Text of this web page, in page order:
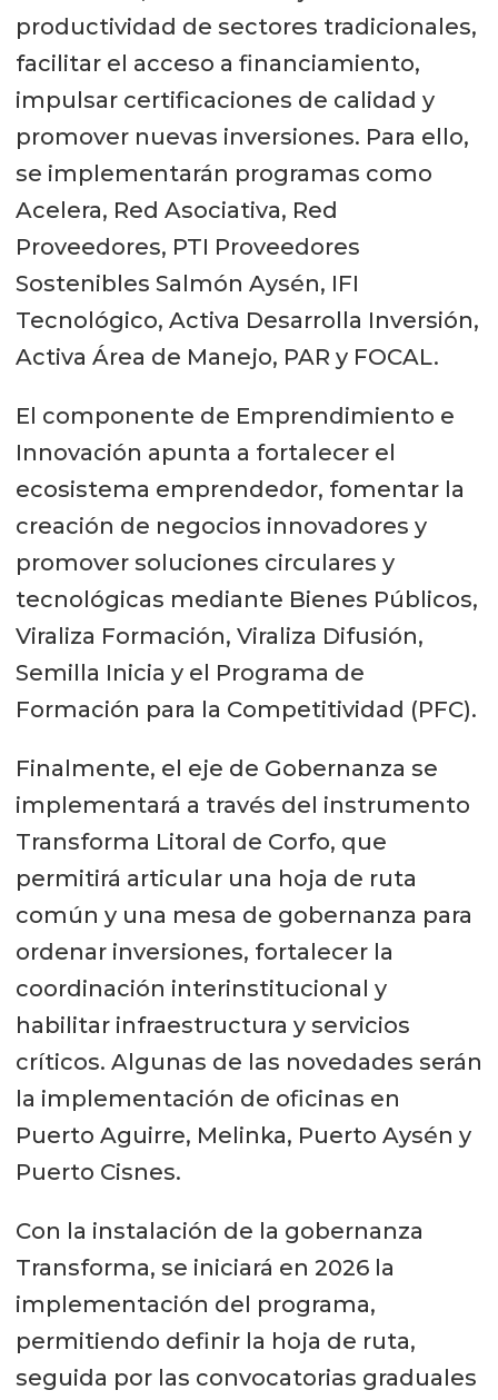
productividad de sectores tradicionales,
facilitar el acceso a financiamiento,
impulsar certificaciones de calidad y
promover nuevas inversiones. Para ello,
se implementarán programas como
Acelera, Red Asociativa, Red
Proveedores, PTI Proveedores
Sostenibles Salmón Aysén, IFI
Tecnológico, Activa Desarrolla Inversión,
Activa Área de Manejo, PAR y FOCAL.
El componente de Emprendimiento e
Innovación apunta a fortalecer el
ecosistema emprendedor, fomentar la
creación de negocios innovadores y
promover soluciones circulares y
tecnológicas mediante Bienes Públicos,
Viraliza Formación, Viraliza Difusión,
Semilla Inicia y el Programa de
Formación para la Competitividad (PFC).
Finalmente, el eje de Gobernanza se
implementará a través del instrumento
Transforma Litoral de Corfo, que
permitirá articular una hoja de ruta
común y una mesa de gobernanza para
ordenar inversiones, fortalecer la
coordinación interinstitucional y
habilitar infraestructura y servicios
críticos. Algunas de las novedades serán
la implementación de oficinas en
Puerto Aguirre, Melinka, Puerto Aysén y
Puerto Cisnes.
Con la instalación de la gobernanza
Transforma, se iniciará en 2026 la
implementación del programa,
permitiendo definir la hoja de ruta,
seguida por las convocatorias graduales